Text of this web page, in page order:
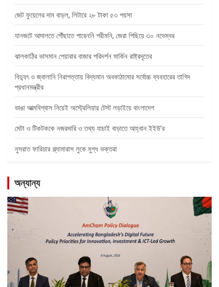
জেট ফুয়েলের দাম বাড়ল, লিটারে ২৮ টাকা ৫৩ পয়সা
যানজটে আদালতে পৌঁছাতে পারেননি পরীমনি, জেরা পিছিয়ে ৩০ নভেম্বর
ঝালকাঠির ভাসমান পেয়ারার বাজার পরিদর্শন মার্কিন রাষ্ট্রদূতের
বিদ্যুৎ ও জ্বালানি নিরাপত্তায় বিদ্যমান অবকাঠামোর সর্বোচ্চ ব্যবহারের তাগিদ
প্রধানমন্ত্রীর
ভাঙা আত্মবিশ্বাস নিয়েই অস্ট্রেলিয়ার টেস্ট লড়াইয়ে বাংলাদেশ
মেটা ও টিকটককে নজরদারি ও তথ্য যাচাই বাড়াতে আহ্বান ইইউ’র
নুসরাত ফারিয়ার গ্ল্যামারাস লুকে মুগ্ধ ভক্তরা
অন্যান্য